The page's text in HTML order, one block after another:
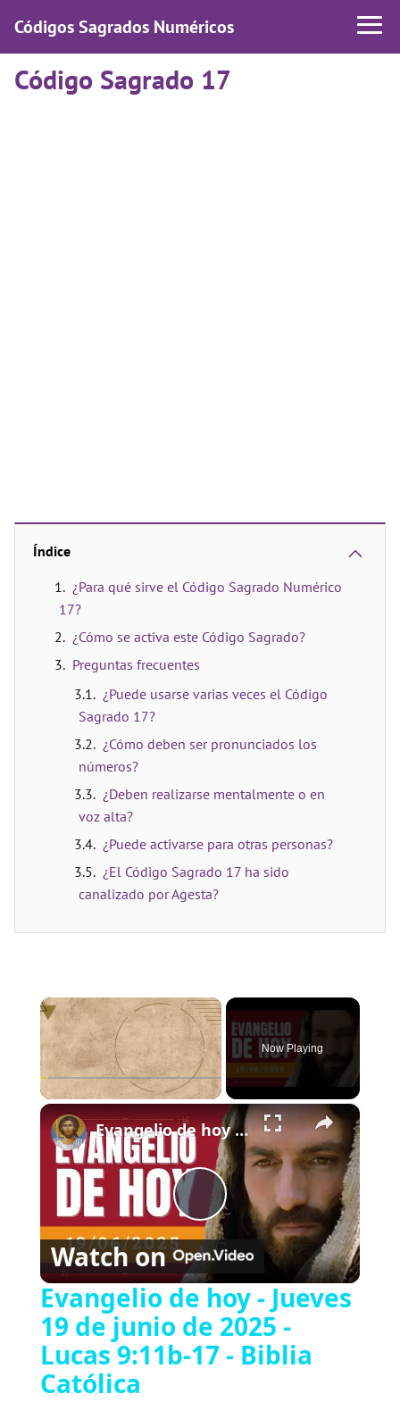
Códigos Sagrados Numéricos
Código Sagrado 17
Índice
¿Para qué sirve el Código Sagrado Numérico
17?
¿Cómo se activa este Código Sagrado?
Preguntas frecuentes
¿Puede usarse varias veces el Código
Sagrado 17?
¿Cómo deben ser pronunciados los
números?
¿Deben realizarse mentalmente o en
voz alta?
¿Puede activarse para otras personas?
¿El Código Sagrado 17 ha sido
canalizado por Agesta?
×
Fullscreen
Now Playing
×
P
l
a
Evangelio de hoy - Jueves 19 de junio de 2025 - Lucas 9:11b-17 - Biblia Católica
Watch on
Evangelio de hoy - Jueves
19 de junio de 2025 -
Lucas 9:11b-17 - Biblia
Católica